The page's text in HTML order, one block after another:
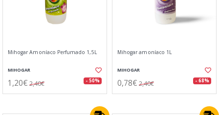
Mihogar Amoníaco Perfumado 1,5L
MIHOGAR
1,20€ 2,40€ - 50%
Mihogar amoníaco 1L
MIHOGAR
0,78€ 2,40€ - 68%